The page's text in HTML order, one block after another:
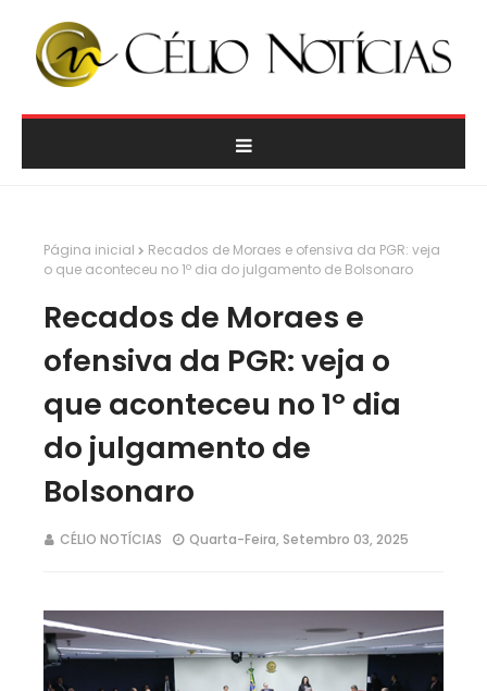
Página inicial
Recados de Moraes e ofensiva da PGR: veja
o que aconteceu no 1º dia do julgamento de Bolsonaro
Recados de Moraes e
ofensiva da PGR: veja o
que aconteceu no 1º dia
do julgamento de
Bolsonaro
CÉLIO NOTÍCIAS Quarta-Feira, Setembro 03, 2025